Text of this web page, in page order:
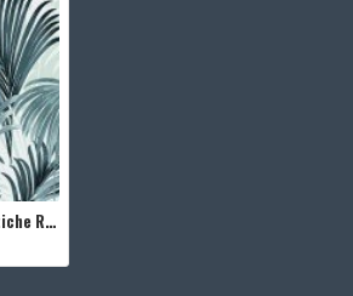
Alessandro Allori Esotiche RJC5011-2